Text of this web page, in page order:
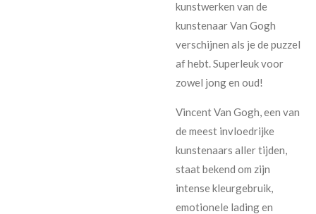
kunstwerken van de
kunstenaar Van Gogh
verschijnen als je de puzzel
af hebt. Superleuk voor
zowel jong en oud!
Vincent Van Gogh, een van
de meest invloedrijke
kunstenaars aller tijden,
staat bekend om zijn
intense kleurgebruik,
emotionele lading en